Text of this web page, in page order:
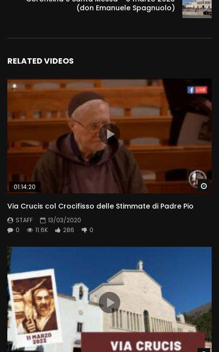
(don Emanuele Spagnuolo)
RELATED VIDEOS
01:14:20
Via Crucis col Crocifisso delle Stimmate di Padre Pio
STAFF
13/03/2020
0
11.6K 286 0